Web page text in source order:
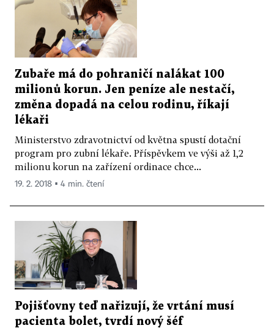
Zubaře má do pohraničí nalákat 100
milionů korun. Jen peníze ale nestačí,
změna dopadá na celou rodinu, říkají
lékaři
Ministerstvo zdravotnictví od května spustí dotační
program pro zubní lékaře. Příspěvkem ve výši až 1,2
milionu korun na zařízení ordinace chce...
19. 2. 2018 ▪ 4 min. čtení
Pojišťovny teď nařizují, že vrtání musí
pacienta bolet, tvrdí nový šéf